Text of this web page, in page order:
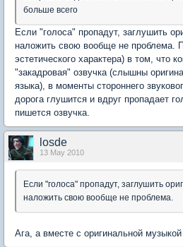
больше всего
Если "голоса" пропадут, заглушить
наложить свою вообще не проблема.
эстетического характера) в том, что
"закадровая" озвучка (слышны
языка), в моменты стороннего
дорога глушится и вдруг пропадает
пишется озвучка.
losde
13 May 2010
Если "голоса" пропадут, заглушить
наложить свою вообще не проблема.
Ага, а вместе с оригинальной